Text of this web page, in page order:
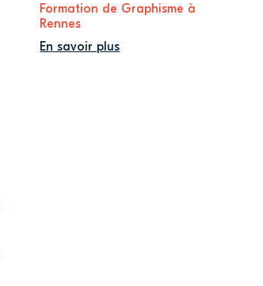
Formation de Graphisme à
Rennes
En savoir plus